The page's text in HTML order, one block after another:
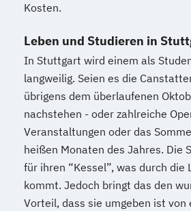
Kosten.
Leben und Studieren in
In Stuttgart wird einem als
langweilig. Seien es die
übrigens dem überlaufenen
nachstehen - oder zahlreiche
Veranstaltungen oder das
heißen Monaten des Jahres. Die
für ihren “Kessel”, was durch die
kommt. Jedoch bringt das den
Vorteil, dass sie umgeben ist von